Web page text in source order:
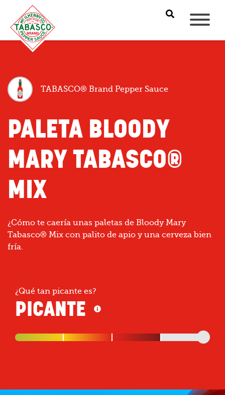
TABASCO® Brand Pepper Sauce
PALETA BLOODY
MARY TABASCO®
MIX
¿Cómo te caería unas paletas de Bloody Mary
Tabasco® Mix con palito de apio y una cerveza bien
fría.
¿Qué tan picante es?
PICANTE